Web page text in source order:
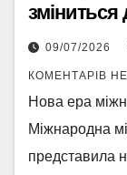
зміниться
09/07/2026
КОМЕНТАРІВ
Нова ера
Міжнародна
представила